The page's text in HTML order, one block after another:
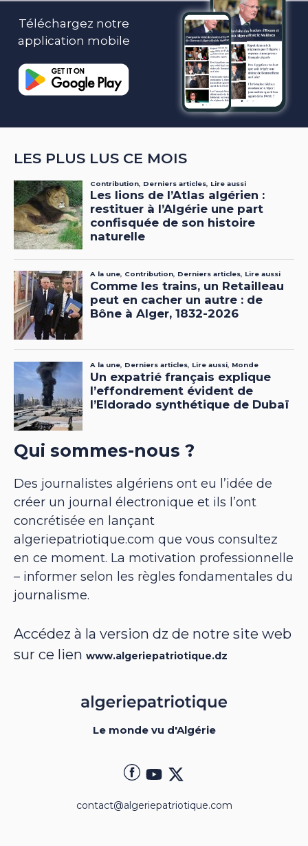
Téléchargez notre
application mobile
LES PLUS LUS CE MOIS
Qui sommes-nous ?
Des journalistes algériens ont eu l’idée de
créer un journal électronique et ils l’ont
concrétisée en lançant
algeriepatriotique.com que vous consultez
en ce moment. La motivation professionnelle
– informer selon les règles fondamentales du
journalisme.
Accédez à la version dz de notre site web
sur ce lien www.algeriepatriotique.dz
Le monde vu d'Algérie
contact@algeriepatriotique.com